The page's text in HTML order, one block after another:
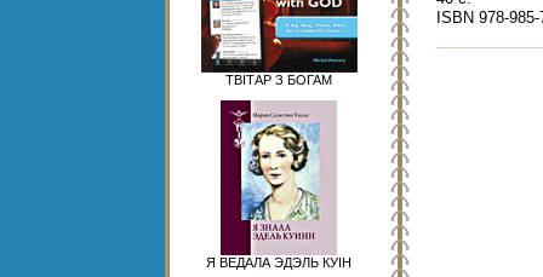
ТВІТАР З БОГАМ
Я ВЕДАЛА ЭДЭЛЬ КУІН
ISBN 978-